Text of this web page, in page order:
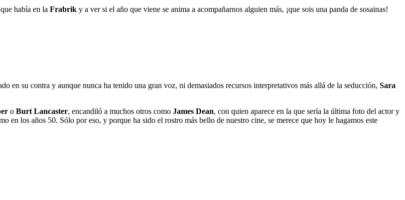
había en la Frabrik y a ver si el año que viene se anima a acompañarnos alguien más, ¡que sois una panda de sosainas!
en su contra y aunque nunca ha tenido una gran voz, ni demasiados recursos interpretativos más allá de la seducción, Sara
o Burt Lancaster, encandiló a muchos otros como James Dean, con quien aparece en la que sería la última foto del actor y
los años 50. Sólo por eso, y porque ha sido el rostro más bello de nuestro cine, se merece que hoy le hagamos este